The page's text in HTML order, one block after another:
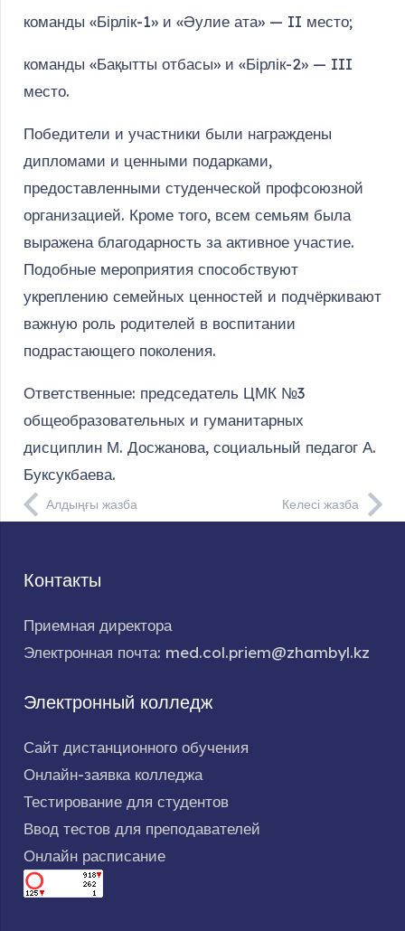
команды «Бірлік-1» и «Әулие ата» — II место;
команды «Бақытты отбасы» и «Бірлік-2» — III
место.
Победители и участники были награждены
дипломами и ценными подарками,
предоставленными студенческой профсоюзной
организацией. Кроме того, всем семьям была
выражена благодарность за активное участие.
Подобные мероприятия способствуют
укреплению семейных ценностей и подчёркивают
важную роль родителей в воспитании
подрастающего поколения.
Ответственные: председатель ЦМК №3
общеобразовательных и гуманитарных
дисциплин М. Досжанова, социальный педагог А.
Буксукбаева.
Алдыңғы жазба Келесі жазба
Контакты
Приемная директора
Электронная почта: med.col.priem@zhambyl.kz
Электронный колледж
Сайт дистанционного обучения
Онлайн-заявка колледжа
Тестирование для студентов
Ввод тестов для преподавателей
Онлайн расписание